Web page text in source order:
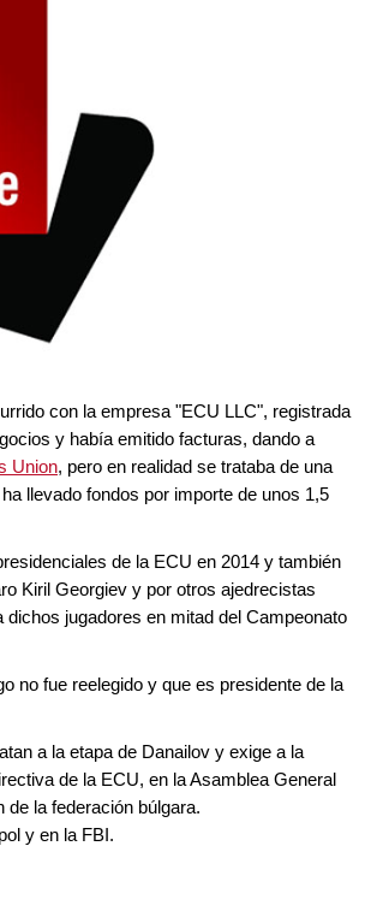
con la empresa "ECU LLC", registrada
y había emitido facturas, dando a
Union, pero en realidad se trataba de una
llevado fondos por importe de unos 1,5
de la ECU en 2014 y también
Kiril Georgiev y por otros ajedrecistas
jugadores en mitad del Campeonato
no fue reelegido y que es presidente de la
a la etapa de Danailov y exige a la
de la ECU, en la Asamblea General
la federación búlgara.
y en la FBI.